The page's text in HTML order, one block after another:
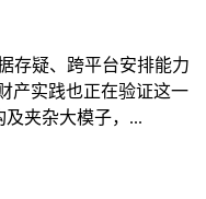
存疑、跨平台安排能力
产实践也正在验证这一
夹杂大模子，...